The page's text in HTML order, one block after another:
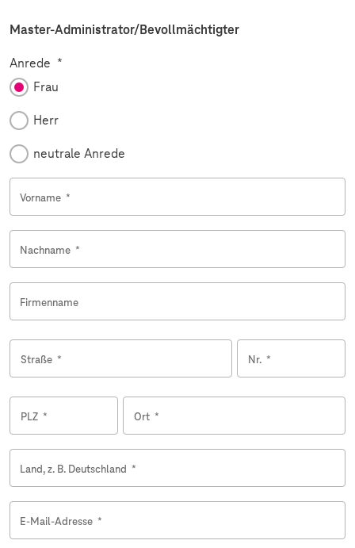
Master-Administrator/Bevollmächtigter
Anrede Pflichtfeld
*
Frau
Herr
neutrale Anrede
Vorname *
Nachname *
Firmenname
Straße * Nr. *
PLZ * Ort *
Land, z. B. Deutschland *
E-Mail-Adresse *